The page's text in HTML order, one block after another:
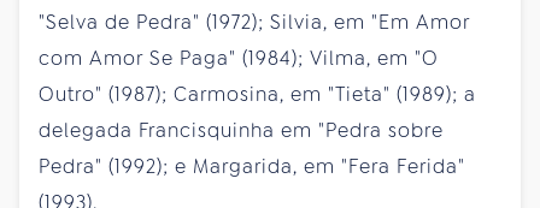
"Selva de Pedra" (1972); Silvia, em "Em Amor
com Amor Se Paga" (1984); Vilma, em "O
Outro" (1987); Carmosina, em "Tieta" (1989); a
delegada Francisquinha em "Pedra sobre
Pedra" (1992); e Margarida, em "Fera Ferida"
(1993).